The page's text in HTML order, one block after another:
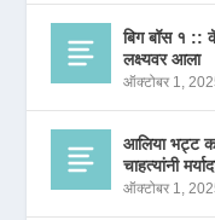
बिग बॉस १ ::
लक्ष्यवर आला
ऑक्टोबर 1,
आलिया भट्ट
चाहत्यांनी
ऑक्टोबर 1,